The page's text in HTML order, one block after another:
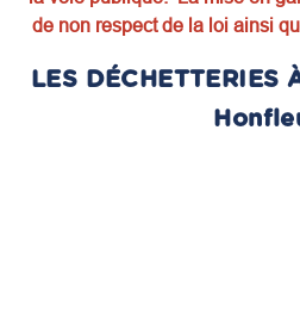
de non respect de la loi ainsi
LES